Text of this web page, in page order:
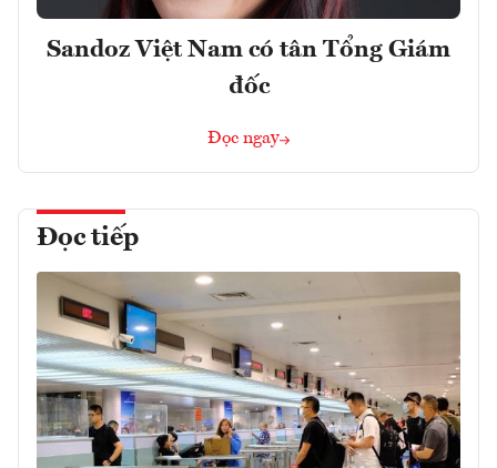
Sandoz Việt Nam có tân Tổng Giám
đốc
Đọc ngay
Đọc tiếp